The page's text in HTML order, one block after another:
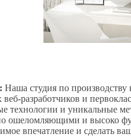
Наша студия по производству
разработчиков и
технологии и уникальные
ошеломляющими и высоко
впечатление и сделать